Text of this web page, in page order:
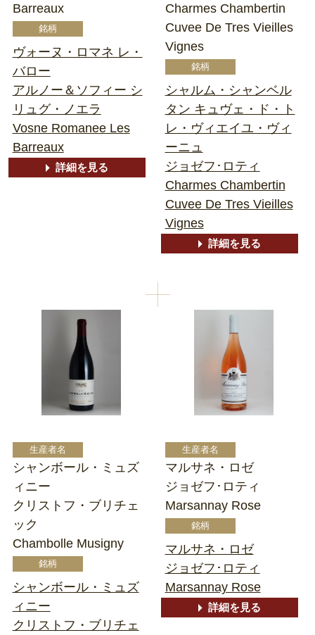
Barreaux
ヴォーヌ・ロマネ レ・
バロー
アルノー＆ソフィー シ
リュグ・ノエラ
Vosne Romanee Les
Barreaux
詳細を見る
Charmes Chambertin
Cuvee De Tres Vieilles
Vignes
シャルム・シャンベル
タン キュヴェ・ド・ト
レ・ヴィエイユ・ヴィ
ーニュ
ジョゼフ･ロティ
Charmes Chambertin
Cuvee De Tres Vieilles
Vignes
詳細を見る
シャンボール・ミュズ
ィニー
クリストフ・ブリチェ
ック
Chambolle Musigny
シャンボール・ミュズ
ィニー
クリストフ・ブリチェ
マルサネ・ロゼ
ジョゼフ･ロティ
Marsannay Rose
マルサネ・ロゼ
ジョゼフ･ロティ
Marsannay Rose
詳細を見る